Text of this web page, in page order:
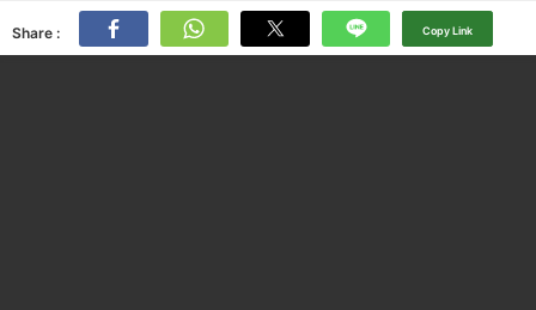
Share : Copy Link